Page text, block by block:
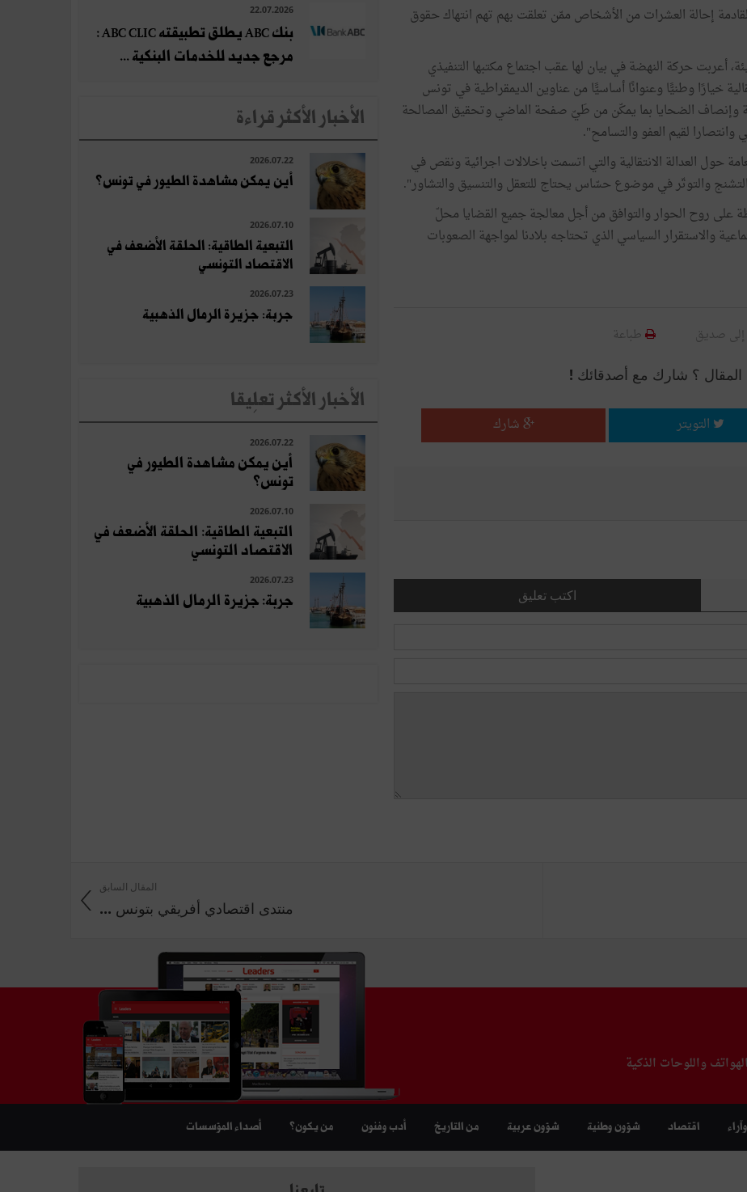
إحالة العشرات من الأشخاص ممّن تعلقت بهم تهم انتهاك حقوق
أعربت حركة النهضة في بيان لها عقب اجتماع مكتبها التنفيذي
خيارًا وطنيًّا وعنوانًا أساسيًّا من عناوين الديمقراطية في تونس
وإنصاف الضحايا بما يمكّن من طَيّ صفحة الماضي وتحقيق المصالحة
وانتصارا لقيم العفو والتسامح".
حول العدالة الانتقالية والتي اتسمت باخلالات اجرائية ونقص في
والتوتّر في موضوع حسّاس يحتاج للتعقل والتنسيق والتشاور".
على روح الحوار والتوافق من أجل معالجة جميع القضايا محلّ
والاستقرار السياسي الذي تحتاجه بلادنا لمواجهة الصعوبات
صديق طباعة
؟ شارك مع أصدقائك !
التويتر شارك
اكتب تعليق
22.07.2026
بنك ABC يطلق تطبيقته ABC CLIC :
مرجع جديد للخدمات البنكية ...
الأخبار الأكثر قراءة
2026.07.22
أين يمكن مشاهدة الطيور في تونس؟
2026.07.10
التبعية الطاقية: الحلقة الأضعف في
الاقتصاد التونسي
2026.07.23
جربة: جزيرة الرمال الذهبية
الأخبار الأكثر تعلِيقا
2026.07.22
أين يمكن مشاهدة الطيور في
تونس؟
2026.07.10
التبعية الطاقية: الحلقة الأضعف في
الاقتصاد التونسي
2026.07.23
جربة: جزيرة الرمال الذهبية
المقال السابق
منتدى اقتصادي أفريقي بتونس ...
واللوحات الذكية
اقتصاد شؤون وطنية شؤون عربية من التاريخ أدب وفنون من يكون؟ أصداء المؤسسات